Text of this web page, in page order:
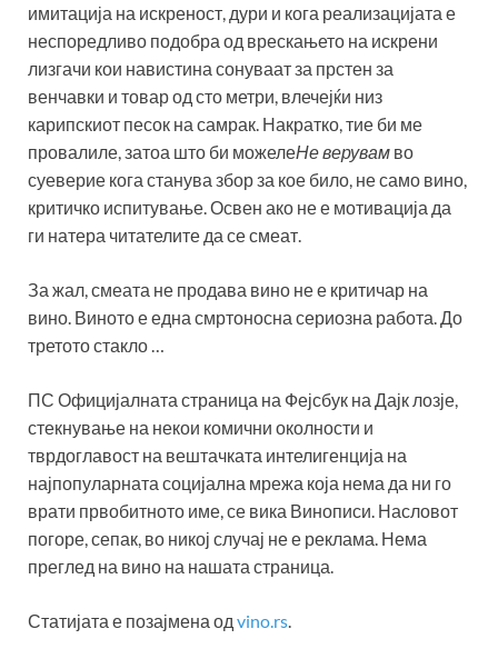
имитација на искреност, дури и кога реализацијата е
неспоредливо подобра од врескањето на искрени
лизгачи кои навистина сонуваат за прстен за
венчавки и товар од сто метри, влечејќи низ
карипскиот песок на самрак. Накратко, тие би ме
провалиле, затоа што би можелеНе верувам во
суеверие кога станува збор за кое било, не само вино,
критичко испитување. Освен ако не е мотивација да
ги натера читателите да се смеат.
За жал, смеата не продава вино не е критичар на
вино. Виното е една смртоносна сериозна работа. До
третото стакло …
ПС Официјалната страница на Фејсбук на Дајк лозје,
стекнување на некои комични околности и
тврдоглавост на вештачката интелигенција на
најпопуларната социјална мрежа која нема да ни го
врати првобитното име, се вика Винописи. Насловот
погоре, сепак, во никој случај не е реклама. Нема
преглед на вино на нашата страница.
Статијата е позајмена од vino.rs